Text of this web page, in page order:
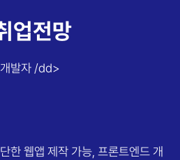
업전망
발자 /dd>
한 웹앱 제작 가능, 프론트엔드 개